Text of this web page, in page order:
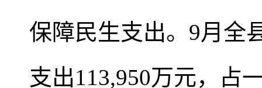
保障民生支出。9月全
支出113,950万元，占